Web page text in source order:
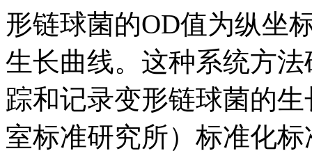
形链球菌的OD值为纵坐
生长曲线。这种系统方
踪和记录变形链球菌的
室标准研究所）标准化